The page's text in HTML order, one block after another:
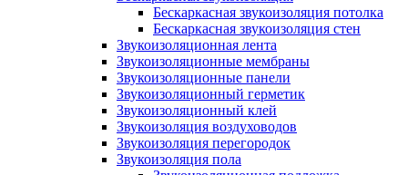
Бескаркасная звукоизоляция потолка
Бескаркасная звукоизоляция стен
Звукоизоляционная лента
Звукоизоляционные мембраны
Звукоизоляционные панели
Звукоизоляционный герметик
Звукоизоляционный клей
Звукоизоляция воздуховодов
Звукоизоляция перегородок
Звукоизоляция пола